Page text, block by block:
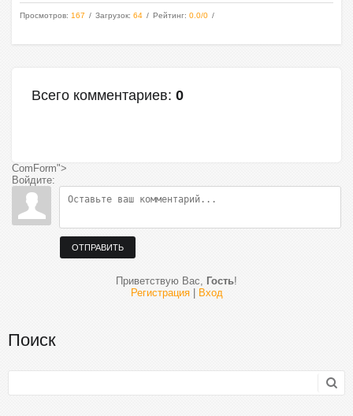
Просмотров: 167 Загрузок: 64 Рейтинг: 0.0/0
Всего комментариев: 0
ComForm">
Войдите:
ОТПРАВИТЬ
Приветствую Вас, Гость!
Регистрация| Вход
Поиск